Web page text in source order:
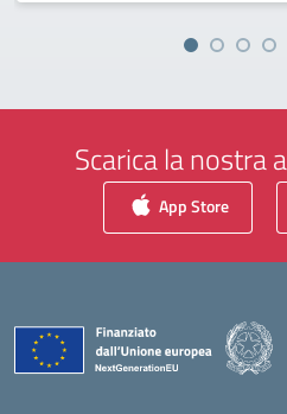
Scarica la nostra
App Store